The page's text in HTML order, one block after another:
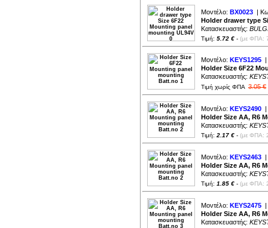
Μοντέλο: BX0023 |
Holder drawer type
Κατασκευαστής:
Τιμή: 5.72 € - (με ΦΠΑ:
Μοντέλο: KEYS1295 |
Holder Size 6F22
Κατασκευαστής:
Τιμή χωρίς ΦΠΑ 3.05 €
Μοντέλο: KEYS2490 |
Holder Size AA, R6
Κατασκευαστής:
Τιμή: 2.17 € - (με ΦΠΑ:
Μοντέλο: KEYS2463 |
Holder Size AA, R6
Κατασκευαστής:
Τιμή: 1.85 € - (με ΦΠΑ:
Μοντέλο: KEYS2475 |
Holder Size AA, R6
Κατασκευαστής: